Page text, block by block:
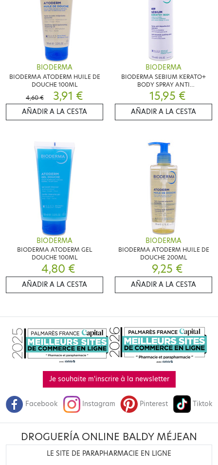
BIODERMA
BIODERMA ATODERM HUILE DE
DOUCHE 100ML
4,60 €
3,91 €
AÑADIR A LA CESTA
BIODERMA
BIODERMA SEBIUM KERATO+
BODY SPRAY ANTI
IMPERFECTIONS APAISANT
150ML
15,95 €
AÑADIR A LA CESTA
BIODERMA
BIODERMA ATODERM GEL
DOUCHE 100ML
4,80 €
AÑADIR A LA CESTA
BIODERMA
BIODERMA ATODERM HUILE DE
DOUCHE 200ML
9,25 €
AÑADIR A LA CESTA
Je souhaite m'inscrire à la newsletter
Facebook Instagram Pinterest Tiktok
DROGUERÍA ONLINE BALDY MÉJEAN
LE SITE DE PARAPHARMACIE EN LIGNE